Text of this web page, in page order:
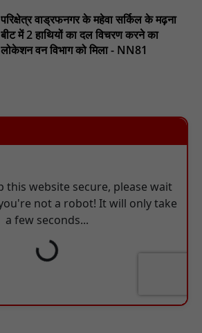
परिक्षेत्र वाड्रफनगर के महेवा सर्किल के मढ़ना
बीट में 2 हाथियों का दल विचरण करने का
लोकेशन वन विभाग को मिला - NN81